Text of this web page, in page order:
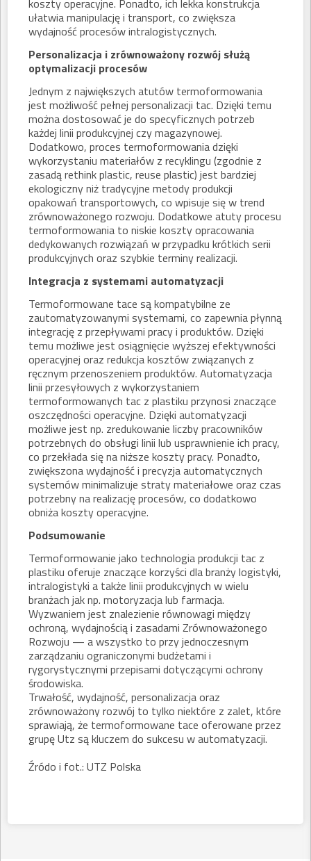
koszty operacyjne. Ponadto, ich lekka konstrukcja
ułatwia manipulację i transport, co zwiększa
wydajność procesów intralogistycznych.
Personalizacja i zrównoważony rozwój służą
optymalizacji procesów
Jednym z największych atutów termoformowania
jest możliwość pełnej personalizacji tac. Dzięki temu
można dostosować je do specyficznych potrzeb
każdej linii produkcyjnej czy magazynowej.
Dodatkowo, proces termoformowania dzięki
wykorzystaniu materiałów z recyklingu (zgodnie z
zasadą rethink plastic, reuse plastic) jest bardziej
ekologiczny niż tradycyjne metody produkcji
opakowań transportowych, co wpisuje się w trend
zrównoważonego rozwoju. Dodatkowe atuty procesu
termoformowania to niskie koszty opracowania
dedykowanych rozwiązań w przypadku krótkich serii
produkcyjnych oraz szybkie terminy realizacji.
Integracja z systemami automatyzacji
Termoformowane tace są kompatybilne ze
zautomatyzowanymi systemami, co zapewnia płynną
integrację z przepływami pracy i produktów. Dzięki
temu możliwe jest osiągnięcie wyższej efektywności
operacyjnej oraz redukcja kosztów związanych z
ręcznym przenoszeniem produktów. Automatyzacja
linii przesyłowych z wykorzystaniem
termoformowanych tac z plastiku przynosi znaczące
oszczędności operacyjne. Dzięki automatyzacji
możliwe jest np. zredukowanie liczby pracowników
potrzebnych do obsługi linii lub usprawnienie ich pracy,
co przekłada się na niższe koszty pracy. Ponadto,
zwiększona wydajność i precyzja automatycznych
systemów minimalizuje straty materiałowe oraz czas
potrzebny na realizację procesów, co dodatkowo
obniża koszty operacyjne.
Podsumowanie
Termoformowanie jako technologia produkcji tac z
plastiku oferuje znaczące korzyści dla branży logistyki,
intralogistyki a także linii produkcyjnych w wielu
branżach jak np. motoryzacja lub farmacja.
Wyzwaniem jest znalezienie równowagi między
ochroną, wydajnością i zasadami Zrównoważonego
Rozwoju — a wszystko to przy jednoczesnym
zarządzaniu ograniczonymi budżetami i
rygorystycznymi przepisami dotyczącymi ochrony
środowiska.
Trwałość, wydajność, personalizacja oraz
zrównoważony rozwój to tylko niektóre z zalet, które
sprawiają, że termoformowane tace oferowane przez
grupę Utz są kluczem do sukcesu w automatyzacji.
Źródo i fot.: UTZ Polska